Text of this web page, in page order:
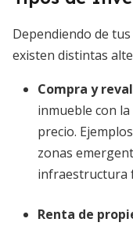
Dependiendo de
existen distintas
Compra y
inmueble con
precio.
zonas
infraestructura
Renta de